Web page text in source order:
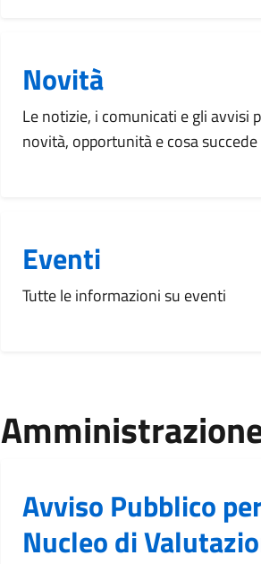
Novità
Le notizie, i comunicati e gli avvisi
novità, opportunità e cosa
Eventi
Tutte le informazioni su eventi
Avviso Pubblico
Nucleo di